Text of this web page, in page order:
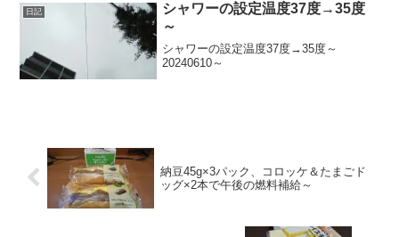
日記
シャワーの設定温度37度→35度
～
シャワーの設定温度37度→35度～
20240610～
納豆45g×3パック、コロッケ＆たまごド
ッグ×2本で午後の燃料補給～